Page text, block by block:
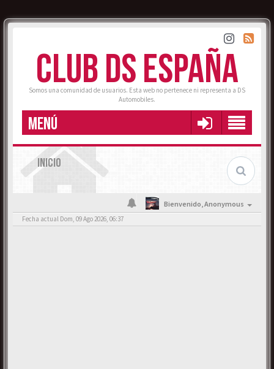
CLUB DS ESPAÑA
Somos una comunidad de usuarios. Esta web no pertenece ni representa a DS
Automobiles.
MENÚ
INICIO
Bienvenido,Anonymous
Fecha actual Dom, 09 Ago 2026, 06:37